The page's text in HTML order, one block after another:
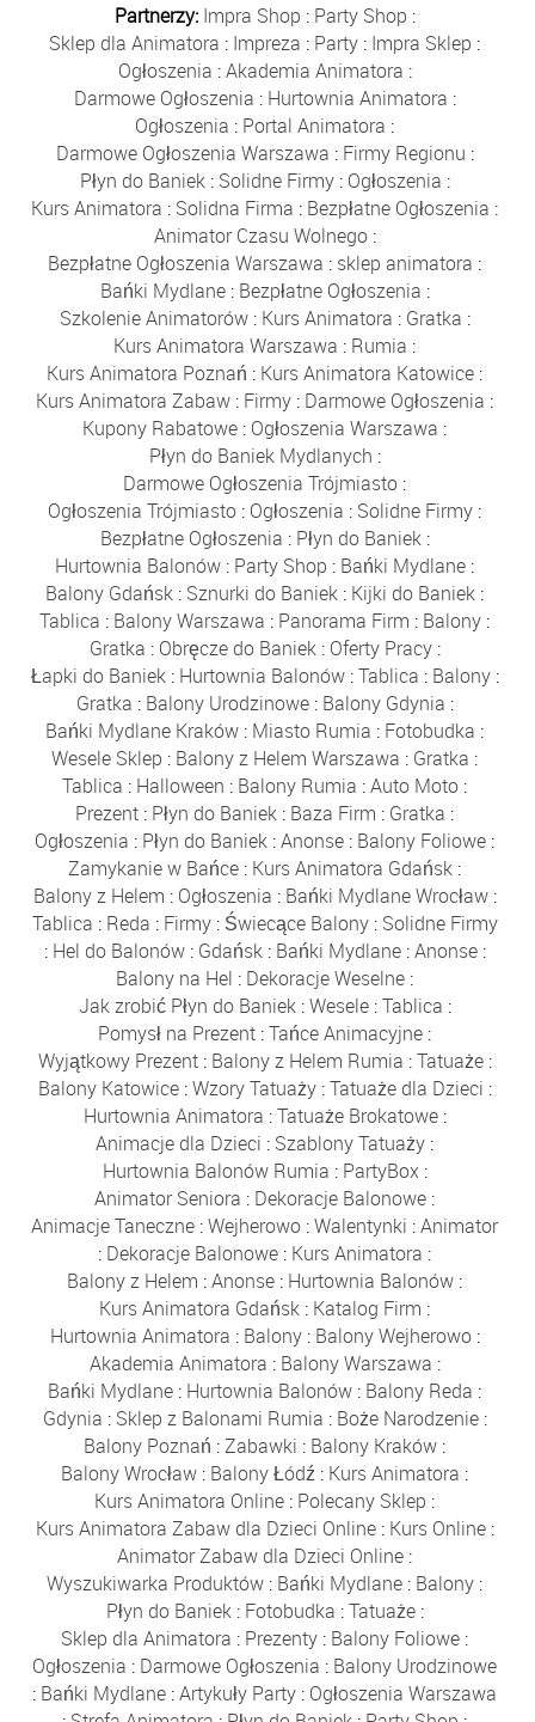
Partnerzy: Impra Shop : Party Shop :
Sklep dla Animatora : Impreza : Party : Impra Sklep :
Ogłoszenia :Akademia Animatora :
Darmowe Ogłoszenia : Hurtownia Animatora :
Ogłoszenia : Portal Animatora :
Darmowe Ogłoszenia Warszawa : Firmy Regionu :
Płyn do Baniek: Solidne Firmy: Ogłoszenia :
Kurs Animatora : Solidna Firma : Bezpłatne Ogłoszenia :
Animator Czasu Wolnego:
Bezpłatne Ogłoszenia Warszawa : sklep animatora :
Bańki Mydlane: Bezpłatne Ogłoszenia :
Szkolenie Animatorów: Kurs Animatora : Gratka :
Kurs Animatora Warszawa : Rumia :
Kurs Animatora Poznań : Kurs Animatora Katowice :
Kurs Animatora Zabaw : Firmy : Darmowe Ogłoszenia :
Kupony Rabatowe : Ogłoszenia Warszawa :
Płyn do Baniek Mydlanych :
Darmowe Ogłoszenia Trójmiasto :
Ogłoszenia Trójmiasto : Ogłoszenia : Solidne Firmy :
Bezpłatne Ogłoszenia : Płyn do Baniek:
Hurtownia Balonów : Party Shop : Bańki Mydlane :
Balony Gdańsk : Sznurki do Baniek : Kijki do Baniek :
Tablica : Balony Warszawa : Panorama Firm : Balony :
Gratka : Obręcze do Baniek: Oferty Pracy:
Łapki do Baniek: Hurtownia Balonów:Tablica : Balony:
Gratka : Balony Urodzinowe: Balony Gdynia :
Bańki Mydlane Kraków : Miasto Rumia : Fotobudka :
Wesele Sklep : Balony z Helem Warszawa : Gratka :
Tablica : Halloween : Balony Rumia :Auto Moto :
Prezent : Płyn do Baniek : Baza Firm : Gratka :
Ogłoszenia : Płyn do Baniek :Anonse : Balony Foliowe :
Zamykanie w Bańce : Kurs Animatora Gdańsk :
Balony z Helem : Ogłoszenia : Bańki Mydlane Wrocław:
Tablica : Reda : Firmy: Świecące Balony: Solidne Firmy
: Hel do Balonów: Gdańsk: Bańki Mydlane:Anonse:
Balony na Hel : Dekoracje Weselne :
Jak zrobić Płyn do Baniek:Wesele:Tablica :
Pomysł na Prezent :Tańce Animacyjne :
Wyjątkowy Prezent: Balony z Helem Rumia :Tatuaże:
Balony Katowice:Wzory Tatuaży:Tatuaże dla Dzieci :
Hurtownia Animatora :Tatuaże Brokatowe:
Animacje dla Dzieci : Szablony Tatuaży :
Hurtownia Balonów Rumia : PartyBox:
Animator Seniora : Dekoracje Balonowe :
Animacje Taneczne :Wejherowo :Walentynki :Animator
: Dekoracje Balonowe : Kurs Animatora :
Balony z Helem :Anonse : Hurtownia Balonów :
Kurs Animatora Gdańsk : Katalog Firm :
Hurtownia Animatora : Balony: Balony Wejherowo:
Akademia Animatora : Balony Warszawa :
Bańki Mydlane : Hurtownia Balonów : Balony Reda :
Gdynia : Sklep z Balonami Rumia : Boże Narodzenie:
Balony Poznań :Zabawki : Balony Kraków :
Balony Wrocław : Balony Łódź : Kurs Animatora :
Kurs Animatora Online : Polecany Sklep :
Kurs Animatora Zabaw dla Dzieci Online: Kurs Online:
Animator Zabaw dla Dzieci Online :
Wyszukiwarka Produktów : Bańki Mydlane : Balony :
Płyn do Baniek: Fotobudka :Tatuaże:
Sklep dla Animatora : Prezenty : Balony Foliowe :
Ogłoszenia : Darmowe Ogłoszenia : Balony Urodzinowe
: Bańki Mydlane :Artykuły Party : Ogłoszenia Warszawa